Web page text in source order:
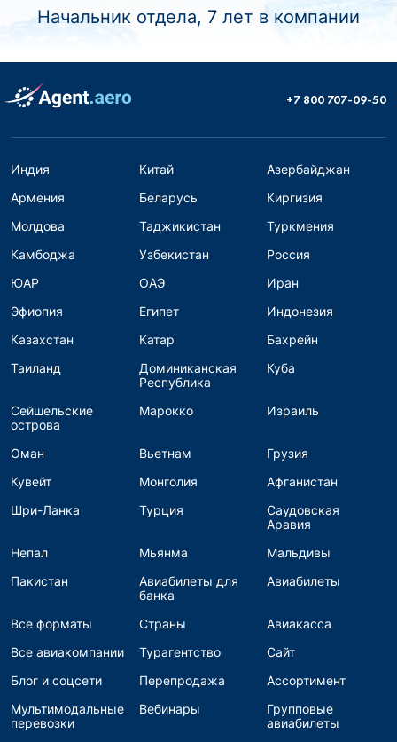
Начальник отдела, 7 лет в компании
+7 800 707-09-50
Индия Китай
Азербайджан
Армения
Беларусь
Киргизия
Молдова
Таджикистан
Туркмения
Камбоджа
Узбекистан
Россия
ЮАР
ОАЭ
Иран
Эфиопия
Египет
Индонезия
Казахстан
Катар
Бахрейн
Таиланд
Доминиканская
Республика
Куба
Сейшельские
острова
Марокко Израиль
Оман Вьетнам
Грузия
Кувейт
Монголия
Афганистан
Шри-Ланка
Турция
Саудовская
Аравия
Непал
Мьянма
Мальдивы
Пакистан
Авиабилеты для
банка
Авиабилеты
Все форматы Страны
Авиакасса
Все авиакомпании
Турагентство
Сайт
Блог и соцсети
Перепродажа
Ассортимент
Мультимодальные
перевозки
Вебинары
Групповые
авиабилеты